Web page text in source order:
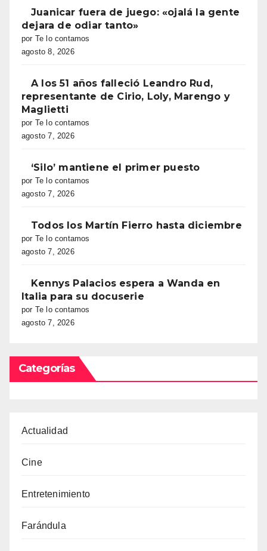
Juanicar fuera de juego: «ojalá la gente
dejara de odiar tanto»
por Te lo contamos
agosto 8, 2026
A los 51 años falleció Leandro Rud,
representante de Cirio, Loly, Marengo y
Maglietti
por Te lo contamos
agosto 7, 2026
‘Silo’ mantiene el primer puesto
por Te lo contamos
agosto 7, 2026
Todos los Martín Fierro hasta diciembre
por Te lo contamos
agosto 7, 2026
Kennys Palacios espera a Wanda en
Italia para su docuserie
por Te lo contamos
agosto 7, 2026
Categorías
Actualidad
Cine
Entretenimiento
Farándula